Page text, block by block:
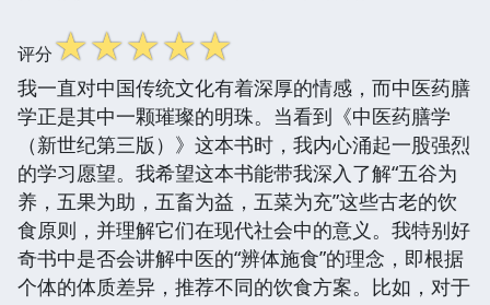
评分☆☆☆☆☆
我一直对中国传统文化有着深厚的情感，而中医药膳
学正是其中一颗璀璨的明珠。当看到《中医药膳学
（新世纪第三版）》这本书时，我内心涌起一股强烈
的学习愿望。我希望这本书能带我深入了解“五谷为
养，五果为助，五畜为益，五菜为充”这些古老的饮
食原则，并理解它们在现代社会中的意义。我特别好
奇书中是否会讲解中医的“辨体施食”的理念，即根据
个体的体质差异，推荐不同的饮食方案。比如，对于